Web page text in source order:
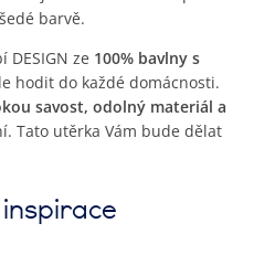
barvě.
DESIGN ze 100% bavlny s
hodit do každé domácnosti.
savost, odolný materiál a
Tato utěrka Vám bude dělat